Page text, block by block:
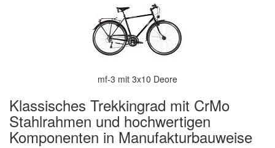
mf-3 mit 3x10 Deore
Klassisches Trekkingrad mit CrMo
Stahlrahmen und hochwertigen
Komponenten in Manufakturbauweise